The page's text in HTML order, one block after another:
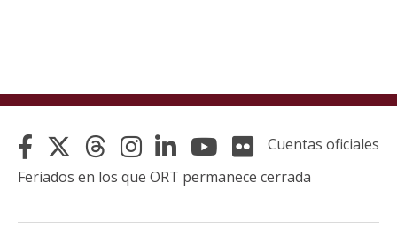
Cuentas oficiales
Feriados en los que ORT permanece cerrada